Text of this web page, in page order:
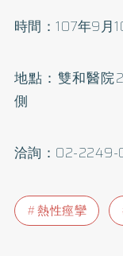
時間：107年9月
地點：雙和醫院
側
洽詢：02-
熱性痙攣